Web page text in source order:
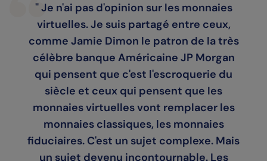
" Je n'ai pas d'opinion sur les monnaies
virtuelles. Je suis partagé entre ceux,
comme Jamie Dimon le patron de la très
célèbre banque Américaine JP Morgan
qui pensent que c'est l'escroquerie du
siècle et ceux qui pensent que les
monnaies virtuelles vont remplacer les
monnaies classiques, les monnaies
fiduciaires. C'est un sujet complexe. Mais
un sujet devenu incontournable. Les